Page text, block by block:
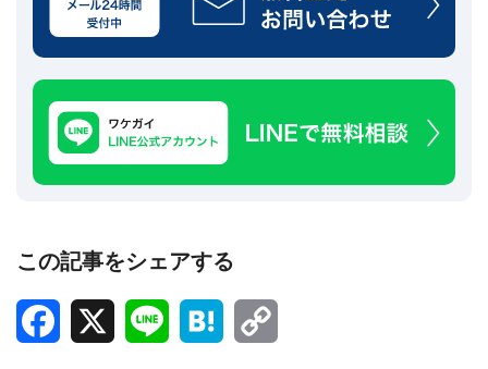
この記事をシェアする
Facebook
X Line Hatena